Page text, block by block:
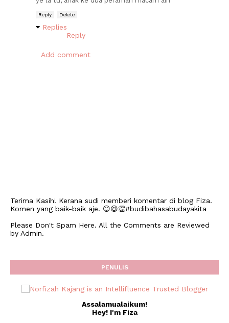
Reply Delete
Replies
Reply
Add comment
Terima Kasih! Kerana sudi memberi komentar di blog Fiza.
Komen yang baik-baik aje. 😊😆👏#budibahasabudayakita
Please Don't Spam Here. All the Comments are Reviewed
by Admin.
PENULIS
Assalamualaikum!
Hey! I'm Fiza